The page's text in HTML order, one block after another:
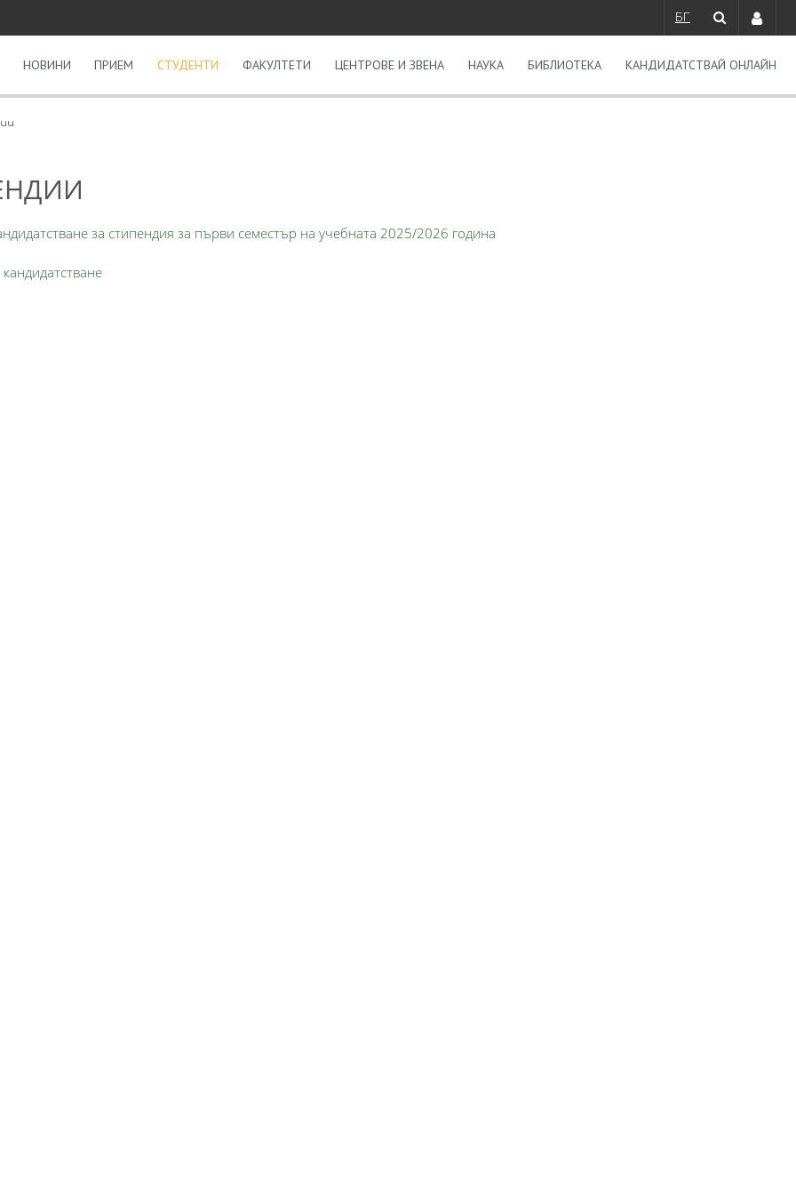
БГ
НОВИНИ ПРИЕМ СТУДЕНТИ ФАКУЛТЕТИ ЦЕНТРОВЕ И ЗВЕНА НАУКА БИБЛИОТЕКА КАНДИДАТСТВАЙ ОНЛАЙН
за стипендия за първи семестър на учебната 2025/2026 година